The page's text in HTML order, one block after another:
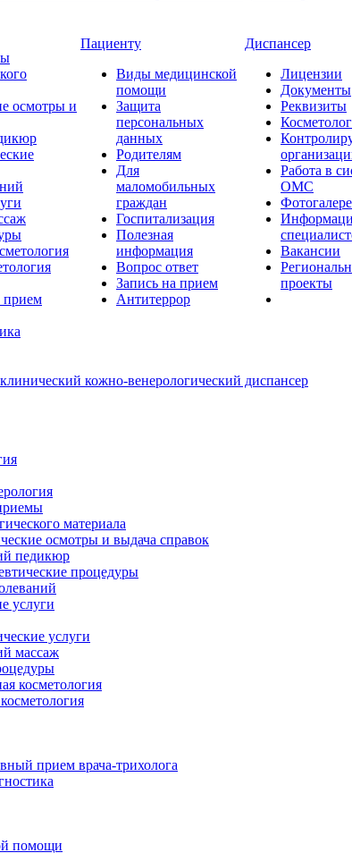
осмотры и
прием
Пациенту
Виды медицинской
помощи
Защита
персональных
данных
Родителям
Для
маломобильных
граждан
Госпитализация
Полезная
информация
Вопрос ответ
Запись на прием
Антитеррор
Диспансер
Лицензии
Документы
Реквизиты
Работа в
ОМС
Вакансии
проекты
материала
осмотры и выдача справок
педикюр
процедуры
услуги
услуги
массаж
косметология
прием врача-трихолога
помощи